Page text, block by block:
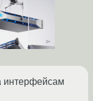
интерфейсам